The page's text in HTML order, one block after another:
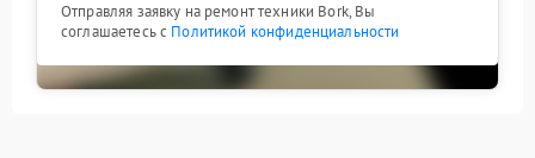
Отправляя заявку на ремонт техники Bork, Вы
соглашаетесь с Политикой конфиденциальности